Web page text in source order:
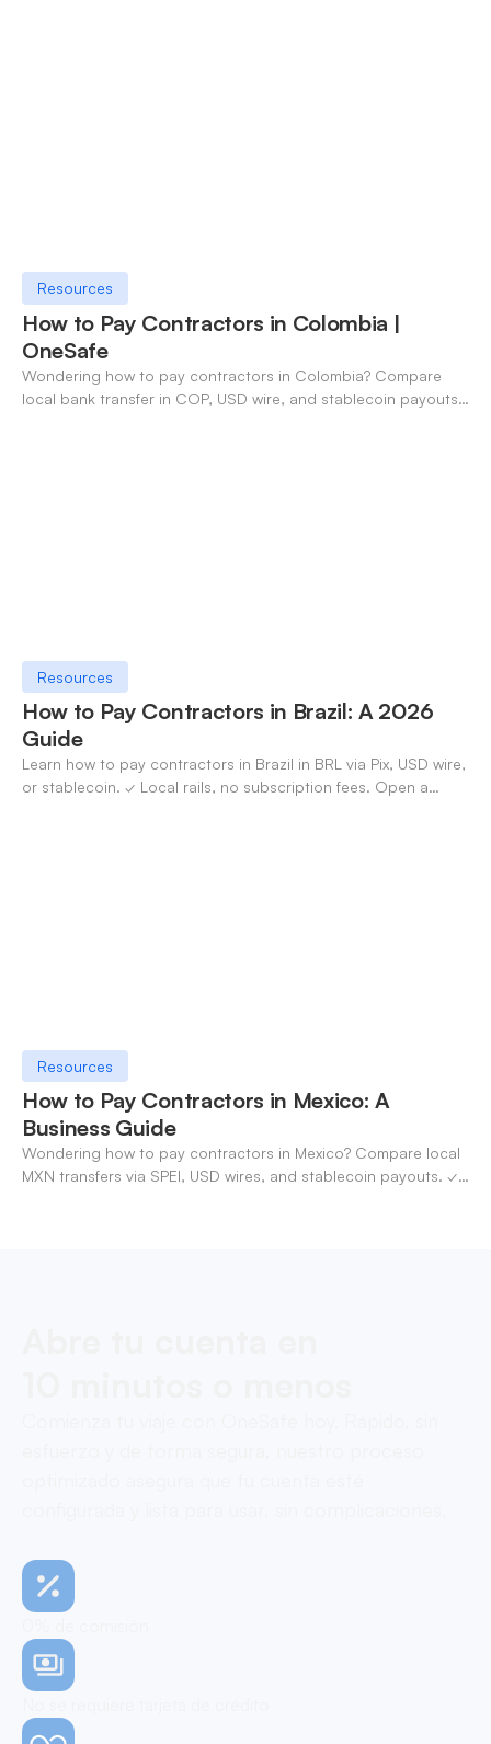
Resources
How to Pay Contractors in Colombia |
OneSafe
Wondering how to pay contractors in Colombia? Compare
local bank transfer in COP, USD wire, and stablecoin payouts.
Resources
How to Pay Contractors in Brazil: A 2026
Guide
Learn how to pay contractors in Brazil in BRL via Pix, USD wire,
or stablecoin. ✓ Local rails, no subscription fees. Open a
Resources
How to Pay Contractors in Mexico: A
Business Guide
Wondering how to pay contractors in Mexico? Compare local
MXN transfers via SPEI, USD wires, and stablecoin payouts. ✓